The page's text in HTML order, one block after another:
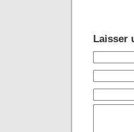
Laisser